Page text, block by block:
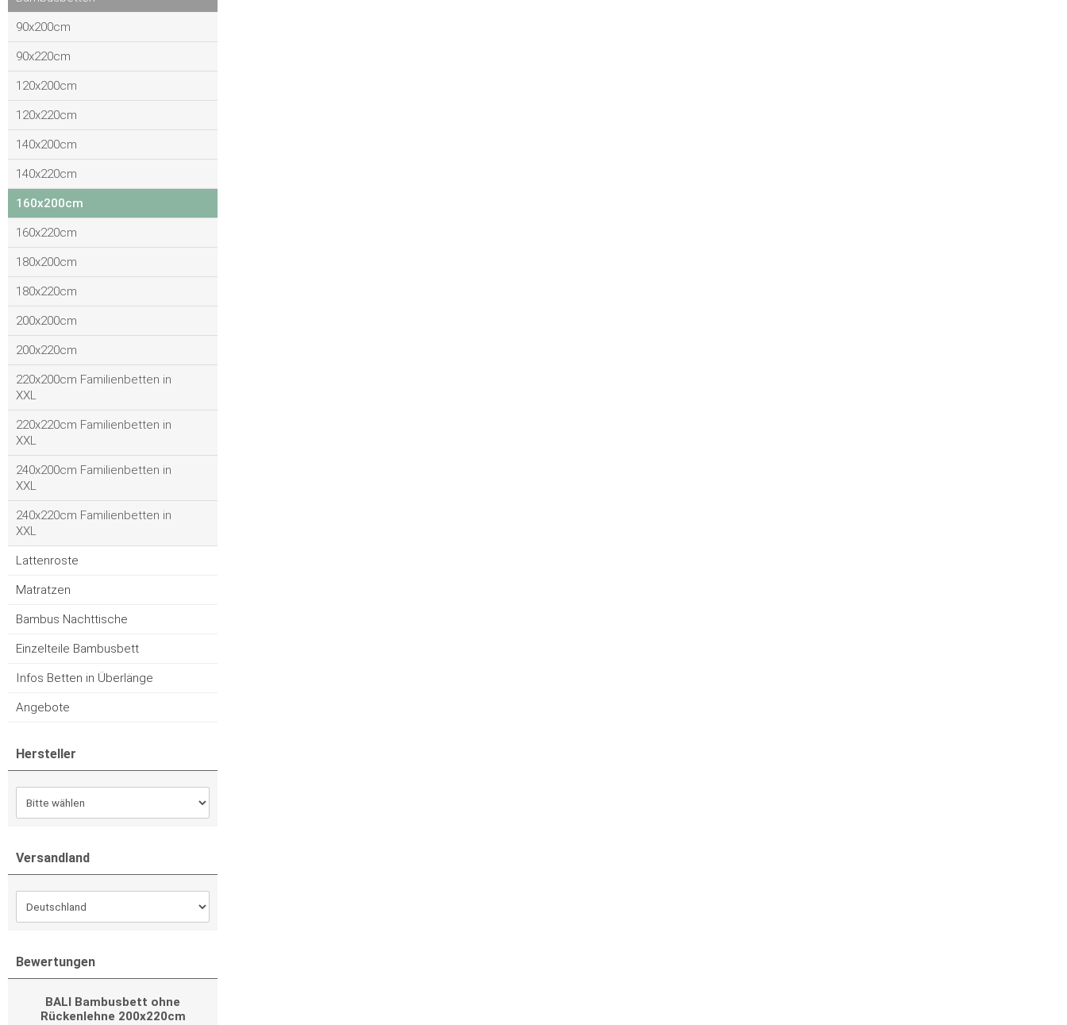
90x200cm
90x220cm
120x200cm
120x220cm
140x200cm
140x220cm
160x200cm
160x220cm
180x200cm
180x220cm
200x200cm
200x220cm
220x200cm Familienbetten in
XXL
220x220cm Familienbetten in
XXL
240x200cm Familienbetten in
XXL
240x220cm Familienbetten in
XXL
Lattenroste
Matratzen
Bambus Nachttische
Einzelteile Bambusbett
Infos Betten in Überlänge
Angebote
Hersteller
Versandland
Bewertungen
BALI Bambusbett ohne
Rückenlehne 200x220cm